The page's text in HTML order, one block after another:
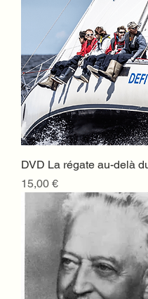
DVD La régate au-delà
Prix
15,00 €